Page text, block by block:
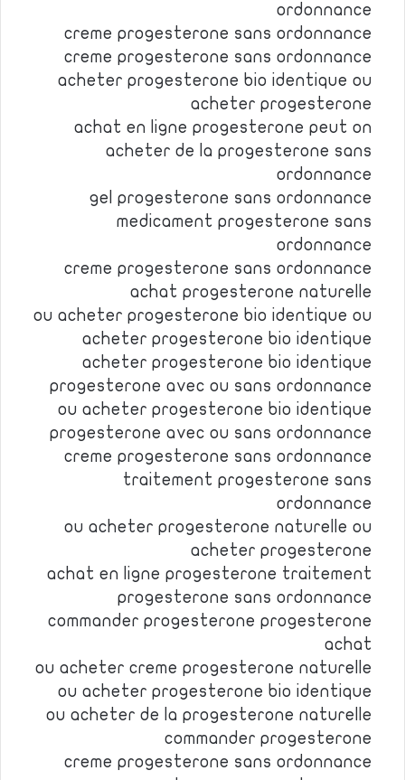
ordonnance
creme progesterone sans ordonnance
creme progesterone sans ordonnance
acheter progesterone bio identique ou
acheter progesterone
achat en ligne progesterone peut on
acheter de la progesterone sans
ordonnance
gel progesterone sans ordonnance
medicament progesterone sans
ordonnance
creme progesterone sans ordonnance
achat progesterone naturelle
ou acheter progesterone bio identique ou
acheter progesterone bio identique
acheter progesterone bio identique
progesterone avec ou sans ordonnance
ou acheter progesterone bio identique
progesterone avec ou sans ordonnance
creme progesterone sans ordonnance
traitement progesterone sans
ordonnance
ou acheter progesterone naturelle ou
acheter progesterone
achat en ligne progesterone traitement
progesterone sans ordonnance
commander progesterone progesterone
achat
ou acheter creme progesterone naturelle
ou acheter progesterone bio identique
ou acheter de la progesterone naturelle
commander progesterone
creme progesterone sans ordonnance